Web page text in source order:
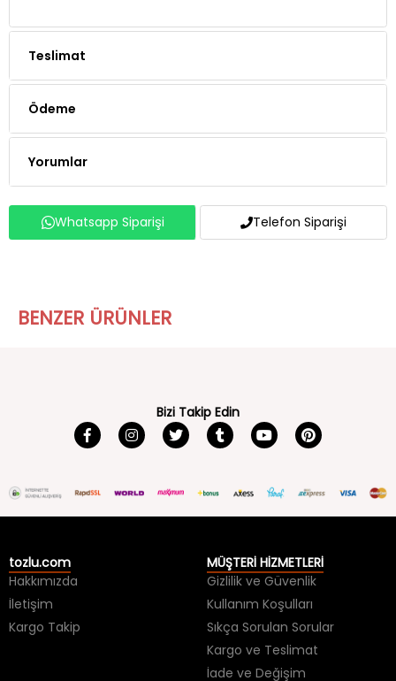
Teslimat
Ödeme
Yorumlar
Whatsapp Siparişi Telefon Siparişi
BENZER ÜRÜNLER
Bizi Takip Edin
tozlu.com
Hakkımızda
İletişim
Kargo Takip
MÜŞTERİ HİZMETLERİ
Gizlilik ve Güvenlik
Kullanım Koşulları
Sıkça Sorulan Sorular
Kargo ve Teslimat
İade ve Değişim